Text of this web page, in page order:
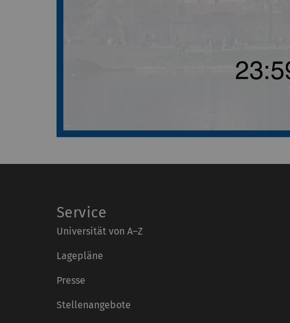
Service
Universität von A–Z
Lagepläne
Presse
Stellenangebote